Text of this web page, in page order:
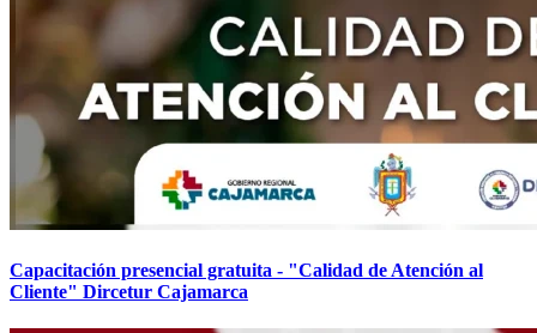
Capacitación presencial gratuita - "Calidad de Atención al
Cliente" Dircetur Cajamarca